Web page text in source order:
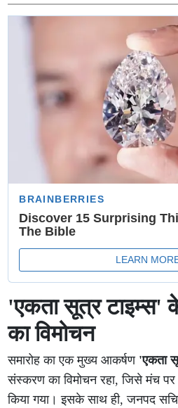
'एकता सूत्र टाइम्स'
का विमोचन
समारोह का एक मुख्य आकर्षण 'एकता
संस्करण का विमोचन रहा, जिसे मंच पर
किया गया। इसके साथ ही, जनपद